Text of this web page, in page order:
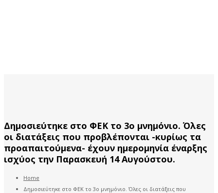
Δημοσιεύτηκε στο ΦΕΚ το 3ο μνημόνιο. Όλες
οι διατάξεις που προβλέπονται -κυρίως τα
προαπαιτούμενα- έχουν ημερομηνία έναρξης
ισχύος την Παρασκευή 14 Αυγούστου.
Home
Δημοσιεύτηκε στο ΦΕΚ το 3ο μνημόνιο. Όλες οι διατάξεις που